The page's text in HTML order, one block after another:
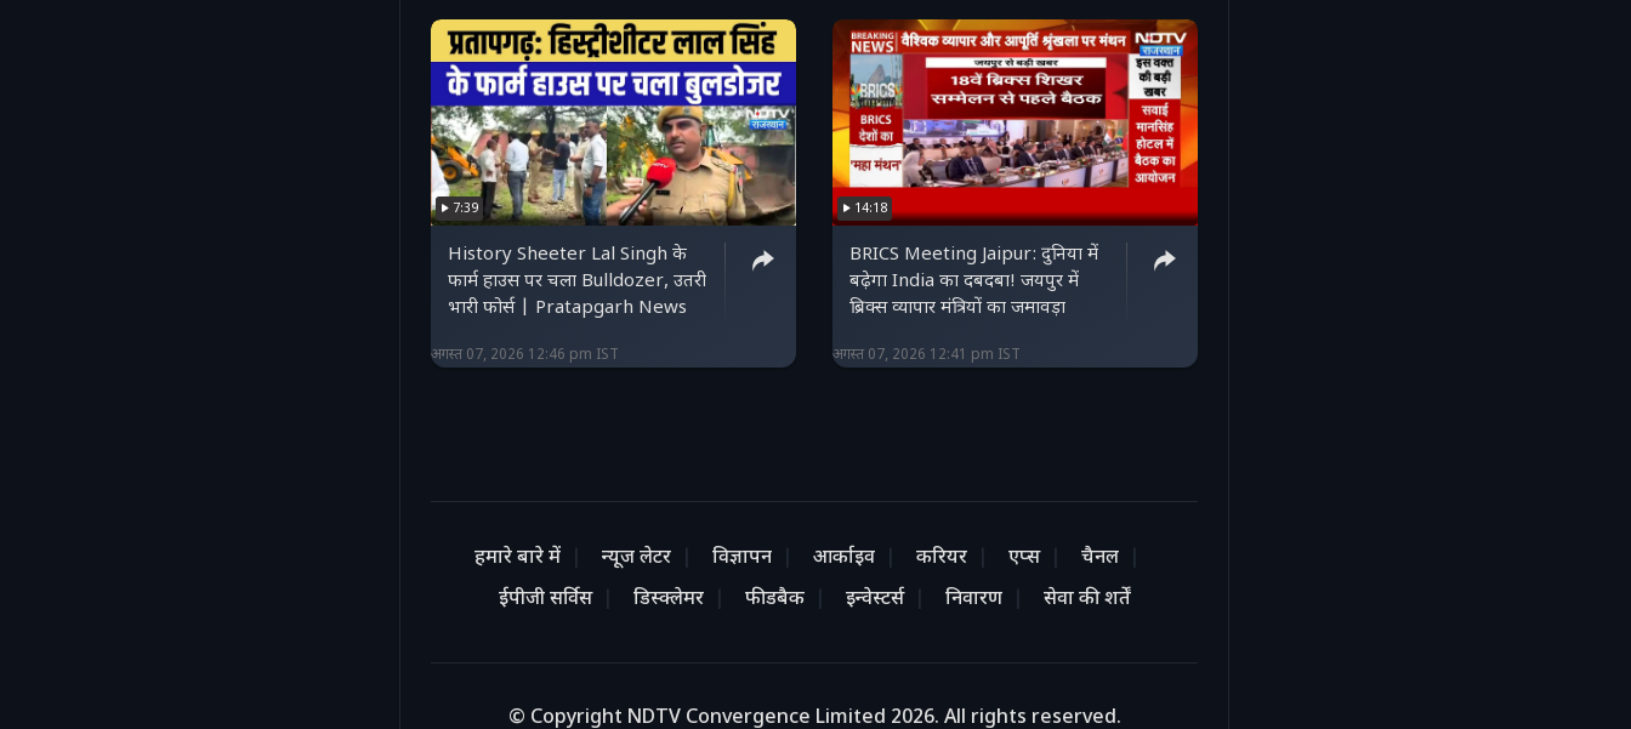
7:39
History Sheeter Lal Singh के
फार्म हाउस पर चला Bulldozer, उतरी
भारी फोर्स | Pratapgarh News
अगस्त 07, 2026 12:46 pm IST
14:18
BRICS Meeting Jaipur: दुनिया में
बढ़ेगा India का दबदबा! जयपुर में
ब्रिक्स व्यापार मंत्रियों का जमावड़ा
अगस्त 07, 2026 12:41 pm IST
हमारे बारे में न्यूज लेटर विज्ञापन आर्काइव करियर एप्स
चैनल
ईपीजी सर्विस
डिस्क्लेमर फीडबैक इन्वेस्टर्स निवारण सेवा की शर्तें
© Copyright NDTV Convergence Limited 2026. All rights reserved.